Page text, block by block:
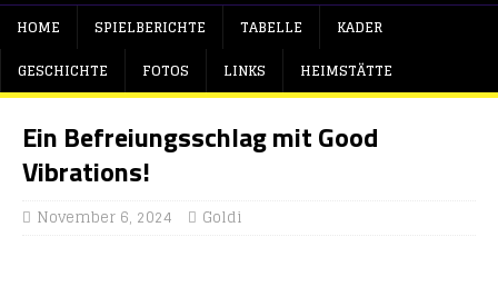
HOME SPIELBERICHTE TABELLE
KADER
GESCHICHTE
FOTOS LINKS HEIMSTÄTTE
Ein Befreiungsschlag mit Good
Vibrations!
November 6, 2024 Goldi